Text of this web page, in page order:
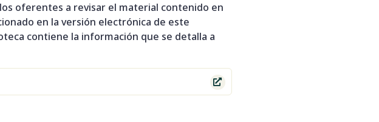
oferentes a revisar el material contenido en
en la versión electrónica de este
contiene la información que se detalla a
